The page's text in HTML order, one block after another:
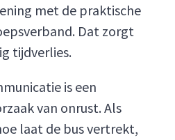
met de praktische
Dat zorgt
tijdverlies.
is een
van onrust. Als
laat de bus vertrekt,